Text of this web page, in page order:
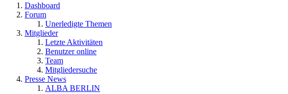
Dashboard
Forum
Unerledigte Themen
Mitglieder
Letzte Aktivitäten
Benutzer online
Team
Mitgliedersuche
Presse News
ALBA BERLIN